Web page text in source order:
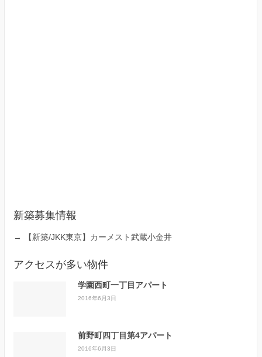
新築募集情報
→ 【新築/JKK東京】カーメスト武蔵小金井
アクセスが多い物件
学園西町一丁目アパート
2016年6月3日
前野町四丁目第4アパート
2016年6月3日